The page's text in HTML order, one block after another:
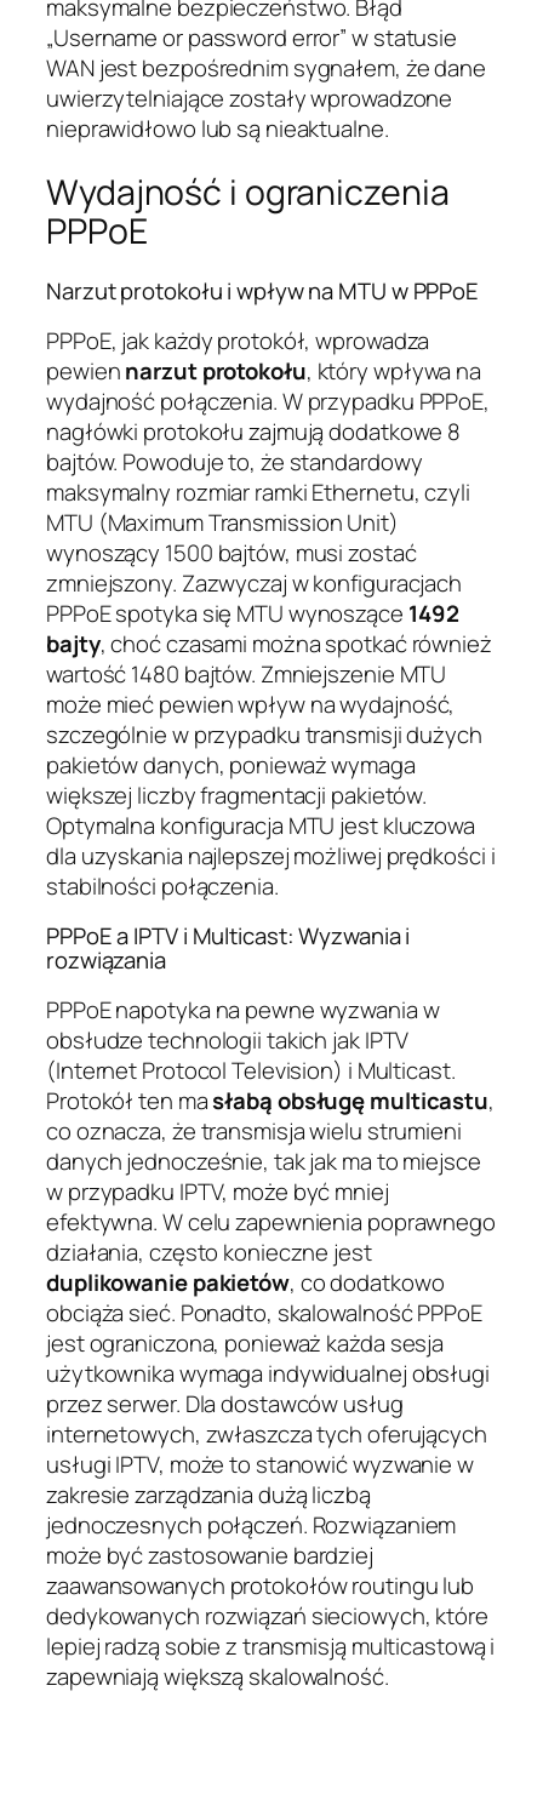
maksymalne bezpieczeństwo. Błąd
„Username or password error” w statusie
WAN jest bezpośrednim sygnałem, że dane
uwierzytelniające zostały wprowadzone
nieprawidłowo lub są nieaktualne.
Wydajność i ograniczenia
PPPoE
Narzut protokołu i wpływ na MTU w PPPoE
PPPoE, jak każdy protokół, wprowadza
pewiennarzut protokołu, który wpływa na
wydajność połączenia. W przypadku PPPoE,
nagłówki protokołu zajmują dodatkowe 8
bajtów. Powoduje to, że standardowy
maksymalny rozmiar ramki Ethernetu, czyli
MTU (Maximum Transmission Unit)
wynoszący 1500 bajtów, musi zostać
zmniejszony. Zazwyczaj w konfiguracjach
PPPoE spotyka się MTU wynoszące 1492
bajty, choć czasami można spotkać również
wartość 1480 bajtów. Zmniejszenie MTU
może mieć pewien wpływ na wydajność,
szczególnie w przypadku transmisji dużych
pakietów danych, ponieważ wymaga
większej liczby fragmentacji pakietów.
Optymalna konfiguracja MTU jest kluczowa
dla uzyskania najlepszej możliwej prędkości i
stabilności połączenia.
PPPoE a IPTV i Multicast: Wyzwania i
rozwiązania
PPPoE napotyka na pewne wyzwania w
obsłudze technologii takich jak IPTV
(Internet Protocol Television) i Multicast.
Protokół ten masłabą obsługę multicastu,
co oznacza, że transmisja wielu strumieni
danych jednocześnie, tak jak ma to miejsce
w przypadku IPTV, może być mniej
efektywna. W celu zapewnienia poprawnego
działania, często konieczne jest
duplikowanie pakietów, co dodatkowo
obciąża sieć. Ponadto, skalowalność PPPoE
jest ograniczona, ponieważ każda sesja
użytkownika wymaga indywidualnej obsługi
przez serwer. Dla dostawców usług
internetowych, zwłaszcza tych oferujących
usługi IPTV, może to stanowić wyzwanie w
zakresie zarządzania dużą liczbą
jednoczesnych połączeń. Rozwiązaniem
może być zastosowanie bardziej
zaawansowanych protokołów routingu lub
dedykowanych rozwiązań sieciowych, które
lepiej radzą sobie z transmisją multicastową i
zapewniają większą skalowalność.